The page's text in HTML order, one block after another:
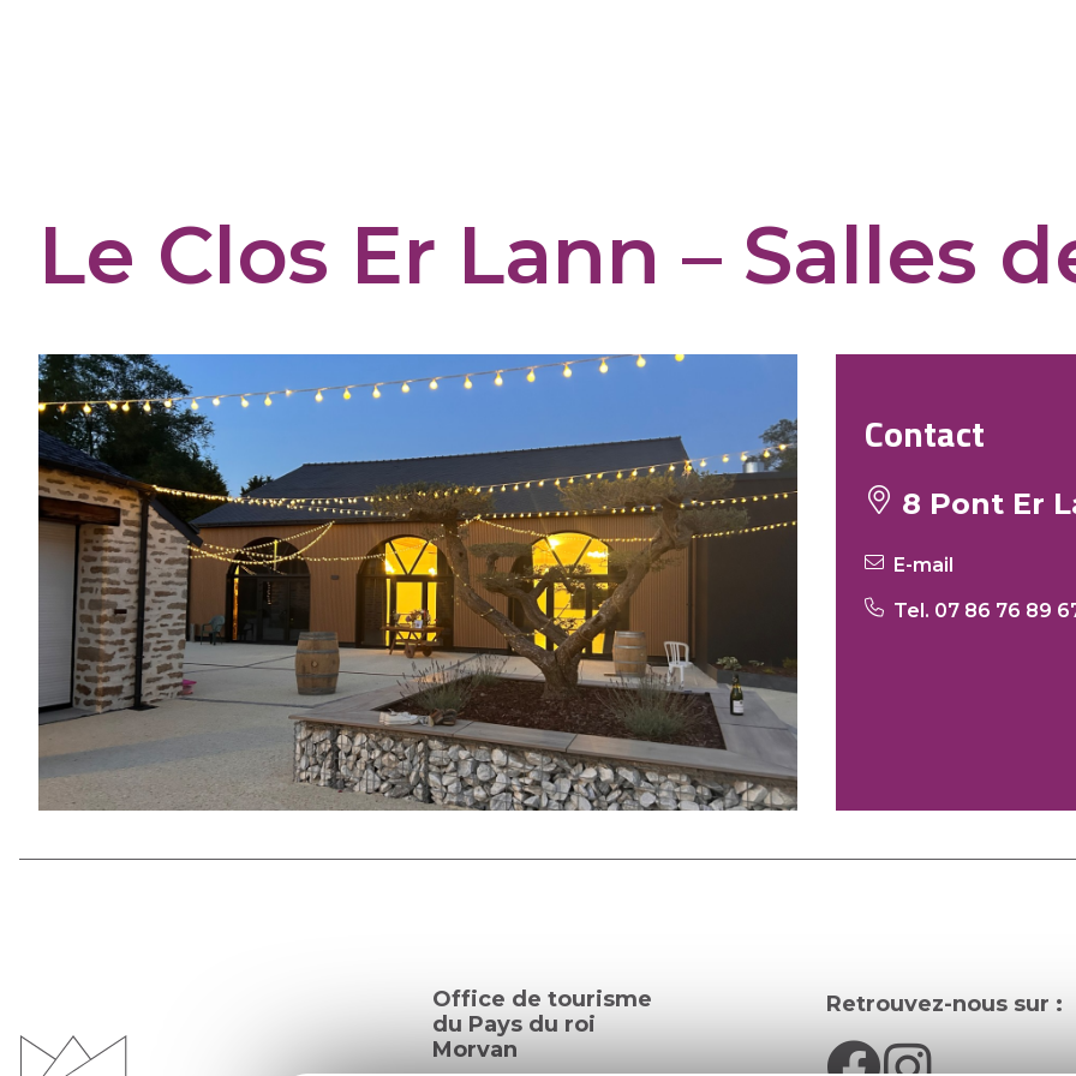
Le Clos Er Lann – Salles
Contact
8 Pont Er
E-mail
Tel. 07 86 76 89
Office de tourisme
du Pays du roi
Morvan
Retrouvez-nous sur :